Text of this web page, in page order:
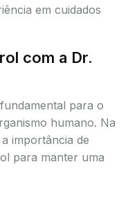
em cuidados
com a Dr.
para o
humano. Na
importância de
para manter uma